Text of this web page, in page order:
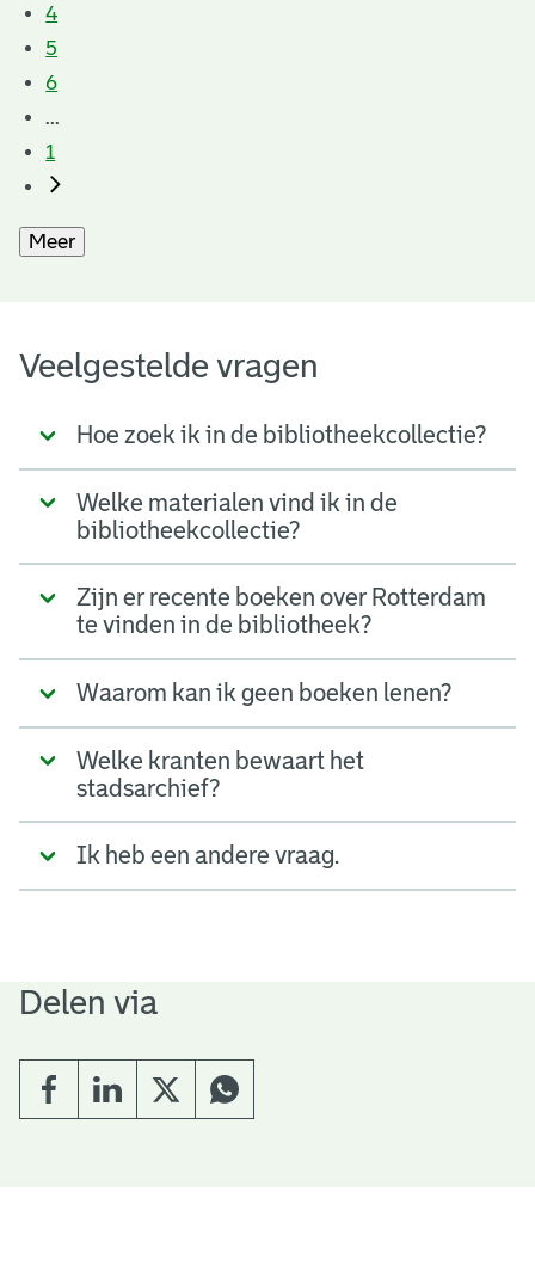
4
5
6
...
1
Meer
Veelgestelde vragen
Hoe zoek ik in de bibliotheekcollectie?
Welke materialen vind ik in de
bibliotheekcollectie?
Zijn er recente boeken over Rotterdam
te vinden in de bibliotheek?
Waarom kan ik geen boeken lenen?
Welke kranten bewaart het
stadsarchief?
Ik heb een andere vraag.
Delen via